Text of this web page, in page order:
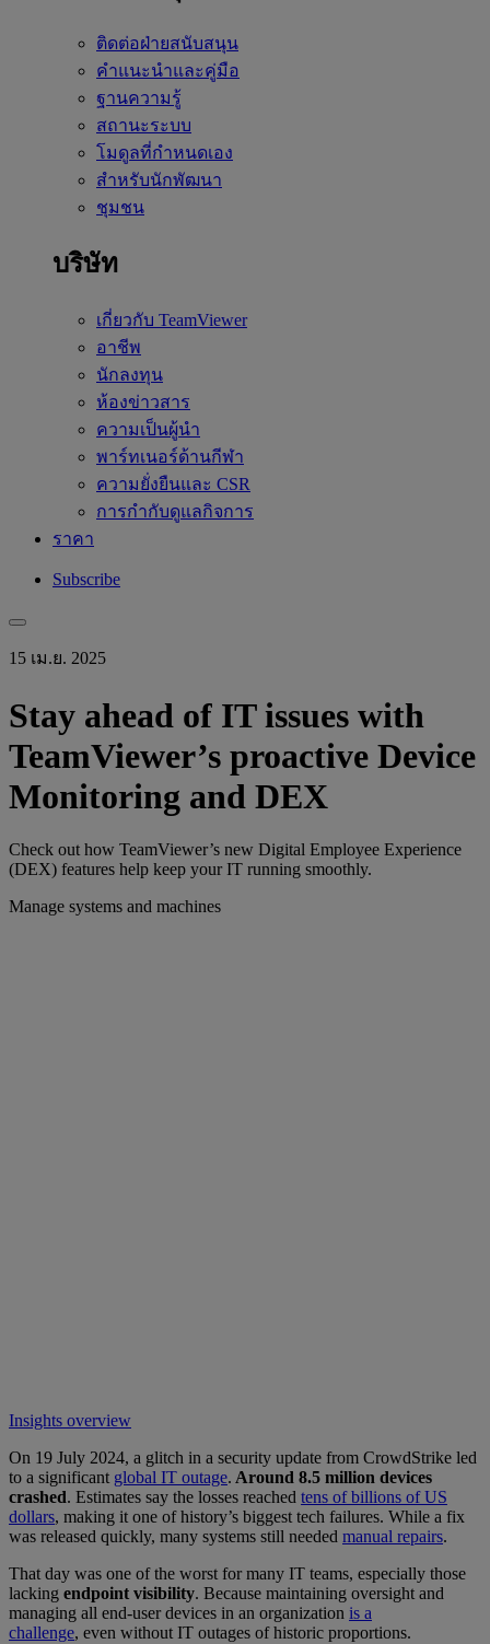
ติดต่อฝ่ายสนับสนุน
คำแนะนำและคู่มือ
ฐานความรู้
สถานะระบบ
โมดูลที่กำหนดเอง
สำหรับนักพัฒนา
ชุมชน
บริษัท
เกี่ยวกับ TeamViewer
อาชีพ
นักลงทุน
ห้องข่าวสาร
ความเป็นผู้นำ
พาร์ทเนอร์ด้านกีฬา
ความยั่งยืนและ CSR
การกำกับดูแลกิจการ
ราคา
Subscribe
15 เม.ย. 2025
Stay ahead of IT issues with
TeamViewer’s proactive Device
Monitoring and DEX
Check out how TeamViewer’s new Digital Employee Experience
(DEX) features help keep your IT running smoothly.
Manage systems and machines
Insights overview
On 19 July 2024, a glitch in a security update from CrowdStrike led
to a significant global IT outage. Around 8.5 million devices
crashed. Estimates say the losses reached tens of billions of US
dollars, making it one of history’s biggest tech failures. While a fix
was released quickly, many systems still needed manual repairs.
That day was one of the worst for many IT teams, especially those
lacking endpoint visibility. Because maintaining oversight and
managing all end-user devices in an organization is a
challenge, even without IT outages of historic proportions.